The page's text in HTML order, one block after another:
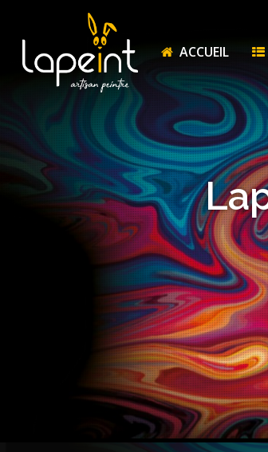
ACCUEIL